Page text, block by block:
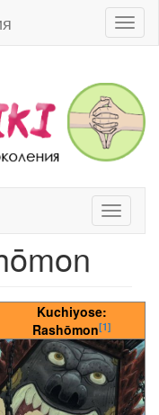
Toggle
,поиск
Kuchiyose:
Rashōmon[1]